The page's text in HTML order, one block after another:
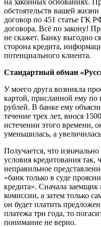
обстоятельств вашей
договор по 451 статье ГК
договора. Всё по закону!
не скажет. Банку выгодно
сторона кредита,
потенциального клиента.
Стандартный обман
У моего друга возникла
картой, присланной ему по
рублей. В банке ему
течение трех лет, внося
истечении этого времени,
уменьшилась, а
Получается, что
условия кредитования так,
неправильное
«банк только в суде
кредита». Сначала
комиссии, а затем только
он будет платить
платежа три года, то
понимание не верно.